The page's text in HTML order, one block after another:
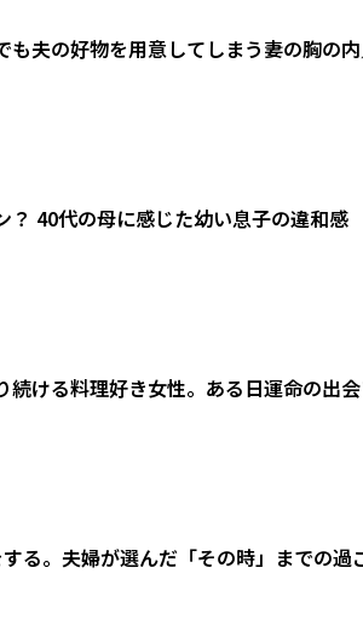
も夫の好物を用意してしまう妻の胸の
？ 40代の母に感じた幼い息子の違和感
続ける料理好き女性。ある日運命の出
る。夫婦が選んだ「その時」までの過